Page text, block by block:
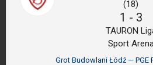
(18)
1 - 3
TAURON
Sport
Grot Budowlani Łódź — PGE